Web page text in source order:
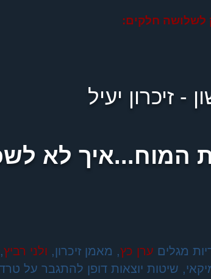
לשלושה חלקים:
- זיכרון יעיל
המוח...איך לא
מגלים ערן כץ, מאמן זיכרון, ולני רביץ,
שיטות יוצאות דופן להתגבר על